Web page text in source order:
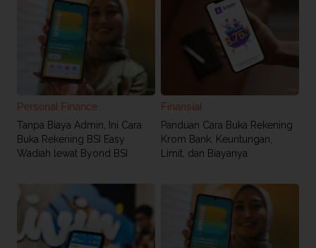
Personal Finance
Tanpa Biaya Admin, Ini Cara
Buka Rekening BSI Easy
Wadiah lewat Byond BSI
Finansial
Panduan Cara Buka Rekening
Krom Bank, Keuntungan,
Limit, dan Biayanya